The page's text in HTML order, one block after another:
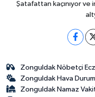
Şatafattan kaçınıyor
Zonguldak Nöbetçi
Zonguldak Hava
Zonguldak Namaz